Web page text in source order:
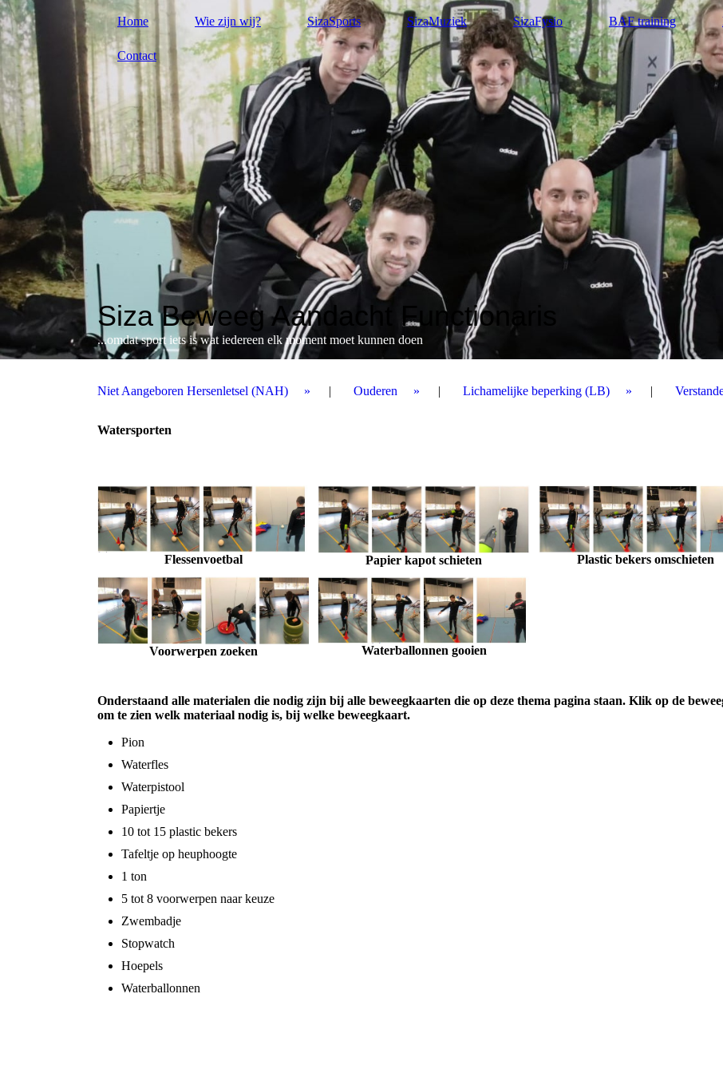
Home Wie zijn wij? SizaSports SizaMuziek SizaFysio BAF training
Contact
Siza Beweeg Aandacht Functionaris
...omdat sport iets is wat iedereen elk moment moet kunnen doen
Niet Aangeboren Hersenletsel (NAH) Ouderen Lichamelijke beperking (LB)
Watersporten
Flessenvoetbal Papier kapot schieten Plastic bekers omschieten
Voorwerpen zoeken Waterballonnen gooien
Onderstaand alle materialen die nodig zijn bij alle beweegkaarten die op deze thema pagina staan. Klik op de
om te zien welk materiaal nodig is, bij welke beweegkaart.
Pion
Waterfles
Waterpistool
Papiertje
10 tot 15 plastic bekers
Tafeltje op heuphoogte
1 ton
5 tot 8 voorwerpen naar keuze
Zwembadje
Stopwatch
Hoepels
Waterballonnen